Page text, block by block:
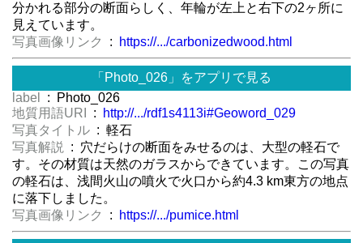
分かれる部分の断面らしく、年輪が左上と右下の2ヶ所に
見えています。
写真画像リンク
: https://.../carbonizedwood.html
「Photo_026」をアプリで見る
label
: Photo_026
地質用語URI
:
http://.../rdf1s4113i#Geoword_029
写真タイトル : 軽石
写真解説
: 穴だらけの断面をみせるのは、大型の軽石で
す。その材質は天然のガラスからできています。この写真
の軽石は、浅間火山の噴火で火口から約4.3 km東方の地点
に落下しました。
写真画像リンク
: https://.../pumice.html